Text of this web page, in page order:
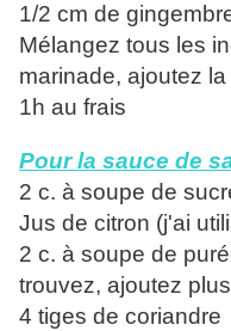
1/2 cm de
Mélangez tous les
marinade, ajoutez
1h au frais
Pour la sauce de
2 c. à soupe de
Jus de citron (j'ai
2 c. à soupe de
trouvez, ajoutez
4 tiges de coriandre